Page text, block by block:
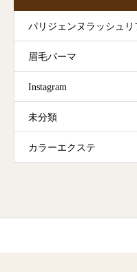
パリジェンヌラッシュリ
眉毛パーマ
Instagram
未分類
カラーエクステ